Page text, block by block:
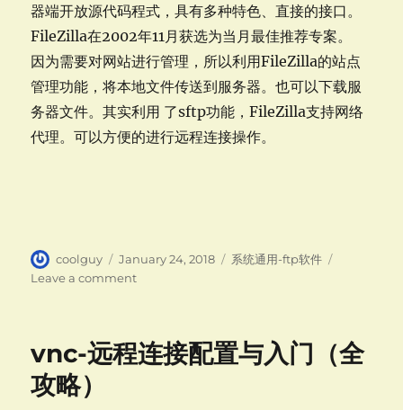
器端开放源代码程式，具有多种特色、直接的接口。
FileZilla在2002年11月获选为当月最佳推荐专案。
因为需要对网站进行管理，所以利用FileZilla的站点
管理功能，将本地文件传送到服务器。也可以下载服
务器文件。其实利用 了sftp功能，FileZilla支持网络
代理。可以方便的进行远程连接操作。
Author
coolguy
Posted
on
January 24, 2018 Categories
系统通用-ftp软件
Leave a commenton
免
vnc-远程连接配置与入门（全
攻略）